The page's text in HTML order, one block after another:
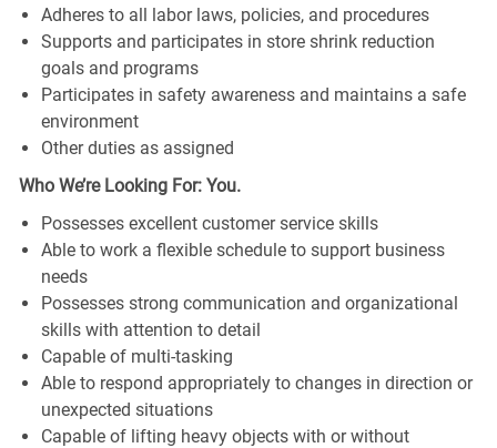
Adheres to all labor laws, policies, and procedures
Supports and participates in store shrink reduction
goals and programs
Participates in safety awareness and maintains a safe
environment
Other duties as assigned
Who We’re Looking For: You.
Possesses excellent customer service skills
Able to work a flexible schedule to support business
needs
Possesses strong communication and organizational
skills with attention to detail
Capable of multi-tasking
Able to respond appropriately to changes in direction or
unexpected situations
Capable of lifting heavy objects with or without